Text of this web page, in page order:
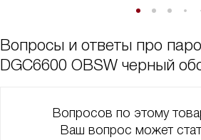
Вопросы и ответы про
DGC6600 OBSW черный
Вопросов по этому
Ваш вопрос может